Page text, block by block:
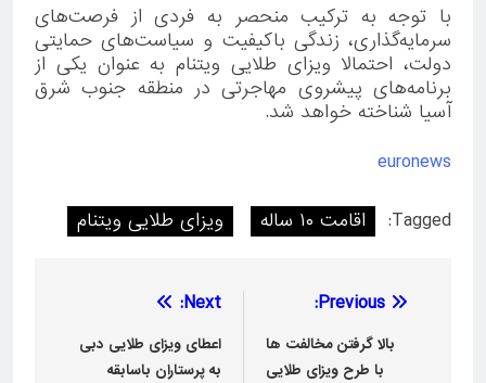
با توجه به ترکیب منحصر به فردی از فرصت‌های
سرمایه‌گذاری، زندگی باکیفیت و سیاست‌های حمایتی
دولت، احتمالا ویزای طلایی ویتنام به عنوان یکی از
برنامه‌های پیشروی مهاجرتی در منطقه جنوب شرق
آسیا شناخته خواهد شد.
euronews
Tagged:
اقامت ۱۰ ساله ویزای طلایی ویتنام
راهبریPrevious:
بالا گرفتن مخالفت ها
با طرح ویزای طلایی
Next:
اعطای ویزای طلایی دبی
به پرستاران باسابقه